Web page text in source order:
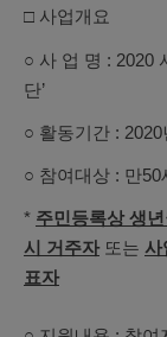
□ 사업개요
○ 사 업 명 : 2020
단’
○ 활동기간 :
○ 참여대상 : 만
* 주민등록상 생년
시 거주자또는 사
표자